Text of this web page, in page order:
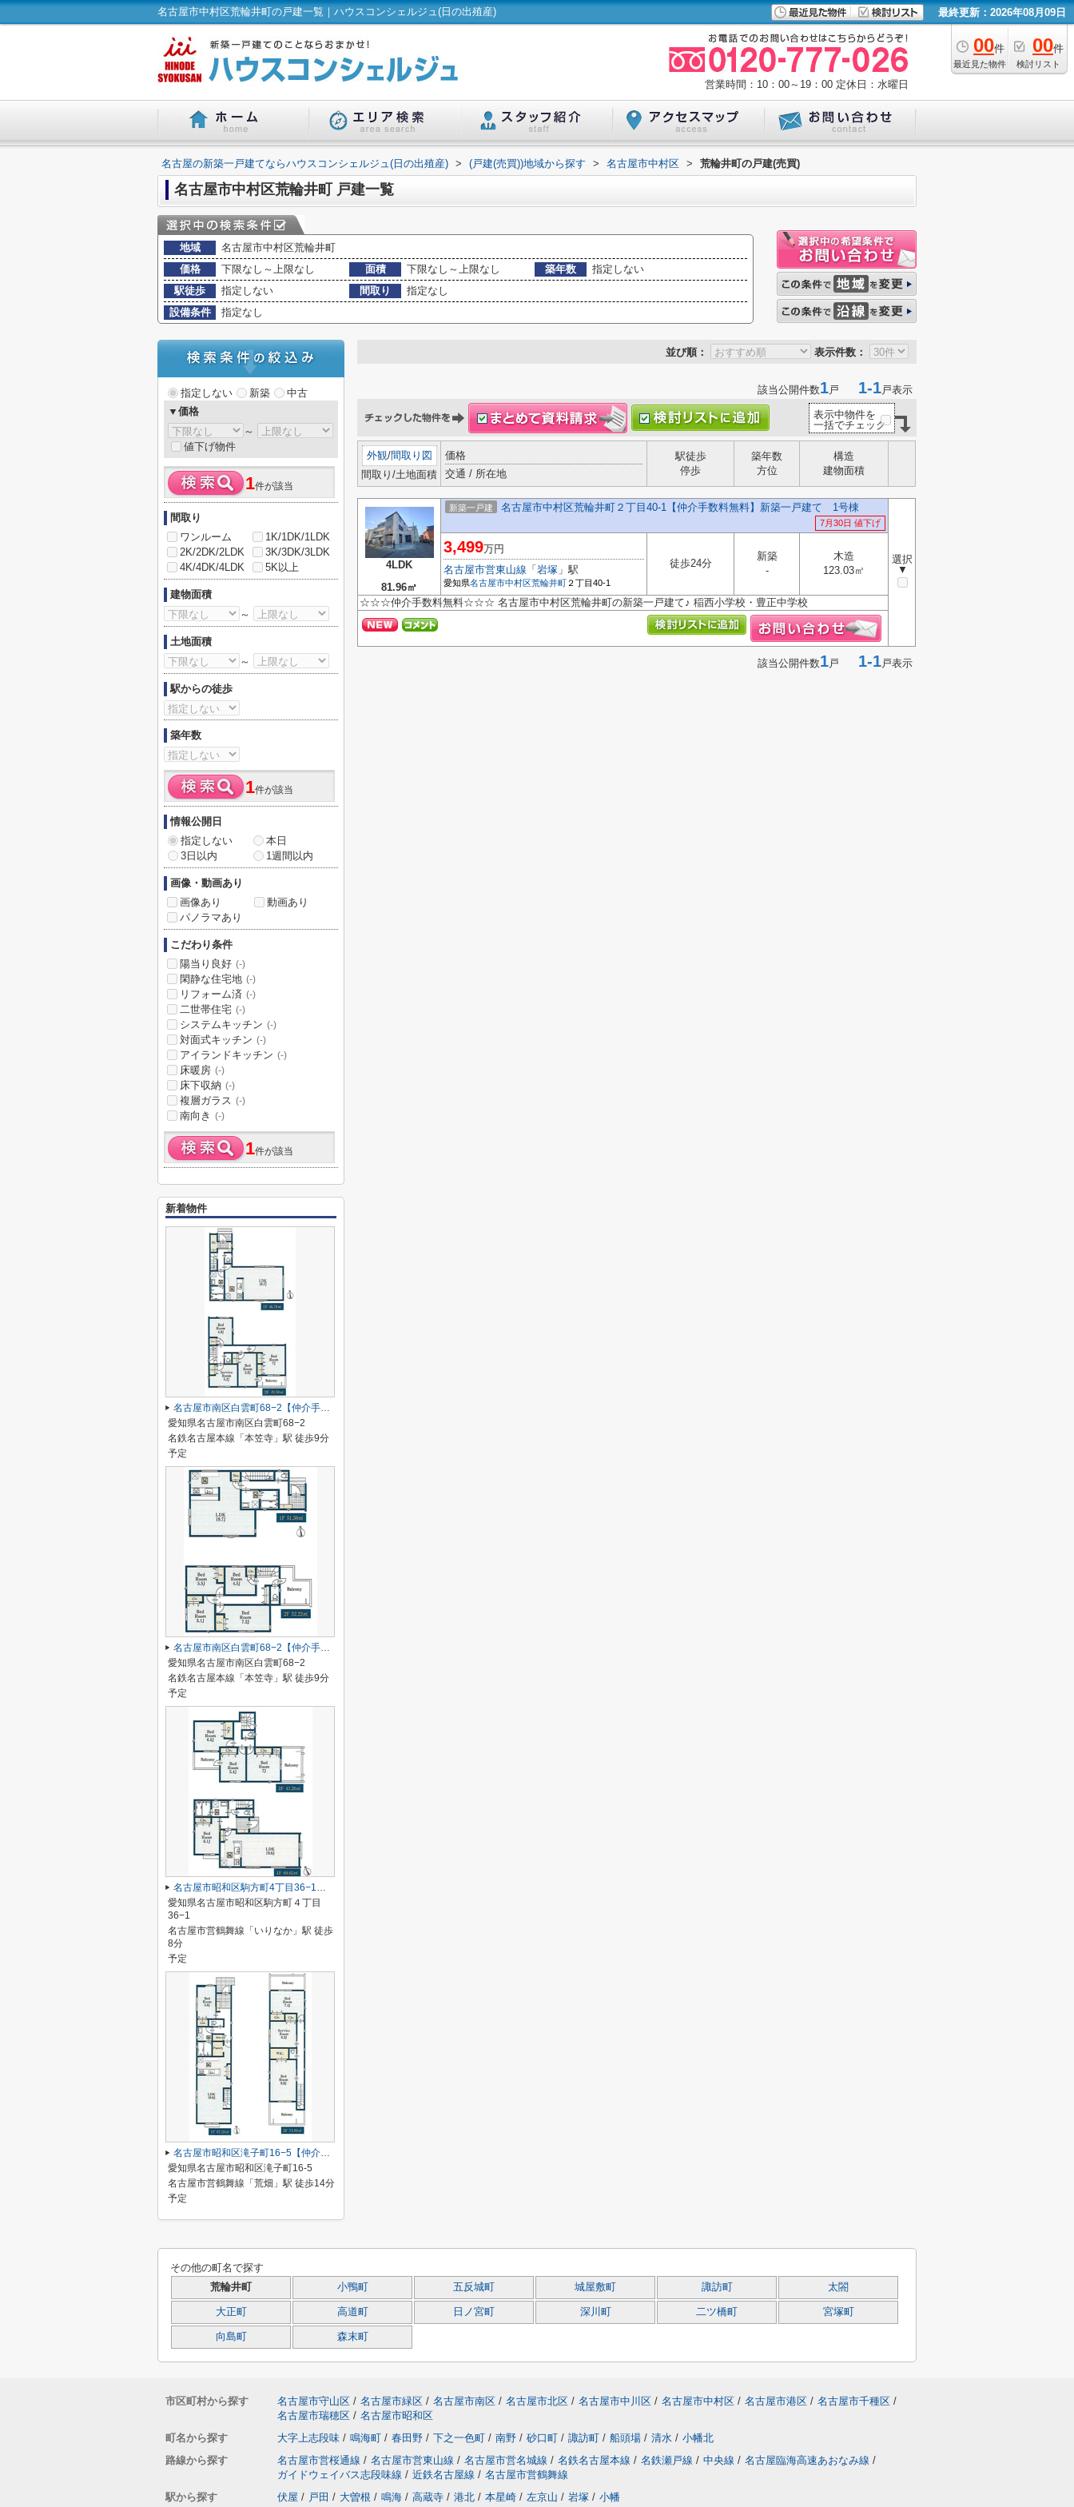
名古屋市中村区荒輪井町の戸建一覧｜ハウスコンシェルジュ(日の出殖産) 最終更新：2026年08月09日
00件
最近見た物件
00件
検討リスト
営業時間：10：00～19：00 定休日：水曜日
名古屋の新築一戸建てならハウスコンシェルジュ(日の出殖産) > (戸建(売買))地域から探す > 名古屋市中村区 > 荒輪井町の戸建(売買)
名古屋市中村区荒輪井町 戸建一覧
地域
名古屋市中村区荒輪井町
価格
下限なし～上限なし 面積 下限なし～上限なし 築年数
指定しない
駅徒歩
指定しない 間取り
指定なし
設備条件
指定なし
並び順： 表示件数：
該当公開件数1戸 1-1戸表示
表示中物件を
一括でチェック
外観/間取り図
間取り/土地面積
価格
交通 / 所在地
駅徒歩
停歩
築年数
方位
構造
建物面積
4LDK
81.96㎡
新築一戸建 名古屋市中村区荒輪井町２丁目40-1【仲介手数料無料】新築一戸建て 1号棟
7月30日 値下げ
選択
▼
3,499万円
名古屋市営東山線 「 岩塚 」駅
愛知県名古屋市中村区荒輪井町 ２丁目40-1
徒歩24分
新築
-
木造
123.03㎡
☆☆☆仲介手数料無料☆☆☆ 名古屋市中村区荒輪井町の新築一戸建て♪ 稲西小学校・豊正中学校
該当公開件数1戸 1-1戸表示
指定しない 新築
中古
▼価格
～
値下げ物件
1件が該当
間取り
ワンルーム
1K/1DK/1LDK
2K/2DK/2LDK
3K/3DK/3LDK
4K/4DK/4LDK
5K以上
建物面積
～
土地面積
～
駅からの徒歩
築年数
1件が該当
情報公開日
指定しない
本日
3日以内
1週間以内
画像・動画あり
画像あり
動画あり
パノラマあり
こだわり条件
陽当り良好 (-)
閑静な住宅地 (-)
リフォーム済 (-)
二世帯住宅 (-)
システムキッチン (-)
対面式キッチン (-)
アイランドキッチン (-)
床暖房 (-)
床下収納 (-)
複層ガラス (-)
南向き (-)
1件が該当
新着物件
名古屋市南区白雲町68−2【仲介手数料無料】新築一戸建て 2号棟
愛知県名古屋市南区白雲町68−2
名鉄名古屋本線「本笠寺」駅 徒歩9分
予定
名古屋市南区白雲町68−2【仲介手数料無料】新築一戸建て 1号棟
愛知県名古屋市南区白雲町68−2
名鉄名古屋本線「本笠寺」駅 徒歩9分
予定
名古屋市昭和区駒方町4丁目36−1【仲介手数料無料】新築一戸建て
愛知県名古屋市昭和区駒方町４丁目
36−1
名古屋市営鶴舞線「いりなか」駅 徒歩
8分
予定
名古屋市昭和区滝子町16−5【仲介手数料無料】新築一戸建て 1号棟
愛知県名古屋市昭和区滝子町16-5
名古屋市営鶴舞線「荒畑」駅 徒歩14分
予定
その他の町名で探す
荒輪井町 小鴨町 五反城町 城屋敷町 諏訪町 太閤
大正町 高道町 日ノ宮町 深川町 二ツ橋町 宮塚町
向島町 森末町
市区町村から探す 名古屋市守山区 / 名古屋市緑区 / 名古屋市南区 / 名古屋市北区 / 名古屋市中川区 / 名古屋市中村区 / 名古屋市港区 / 名古屋市千種区 /
名古屋市瑞穂区 / 名古屋市昭和区
町名から探す
大字上志段味 / 鳴海町 / 春田野 / 下之一色町 / 南野 / 砂口町 / 諏訪町 / 船頭場 / 清水 / 小幡北
路線から探す
名古屋市営桜通線 / 名古屋市営東山線 / 名古屋市営名城線 / 名鉄名古屋本線 / 名鉄瀬戸線 / 中央線 / 名古屋臨海高速あおなみ線 /
ガイドウェイバス志段味線 / 近鉄名古屋線 / 名古屋市営鶴舞線
駅から探す
伏屋 / 戸田 / 大曽根 / 鳴海 / 高蔵寺 / 港北 / 本星崎 / 左京山 / 岩塚 / 小幡